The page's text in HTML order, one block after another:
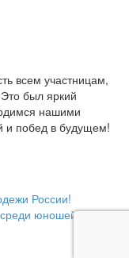
всем участницам,
был яркий
нашими
и побед в будущем!
России!
юношей 2011-